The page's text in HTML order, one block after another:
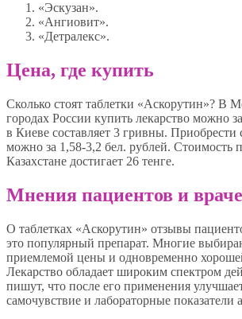
«Эскузан».
«Ангиовит».
«Детралекс».
Цена, где купить
Сколько стоят таблетки «Аскорутин»? В
городах России купить лекарство можно
в Киеве составляет 3 гривны. Приобрести
можно за 1,58-3,2 бел. рублей. Стоимость
Казахстане достигает 26 тенге.
Мнения пациентов и
О таблетках «Аскорутин» отзывы
это популярный препарат. Многие
приемлемой цены и одновременно
Лекарство обладает широким спектром
пишут, что после его применения
самочувствие и лабораторные показатели